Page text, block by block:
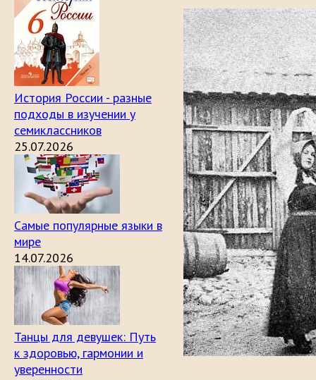
История России - разные
подходы в изучении у
семиклассников
25.07.2026
Самые популярные языки в
мире
14.07.2026
Танцы для девушек: Путь
к здоровью, гармонии и
уверенности